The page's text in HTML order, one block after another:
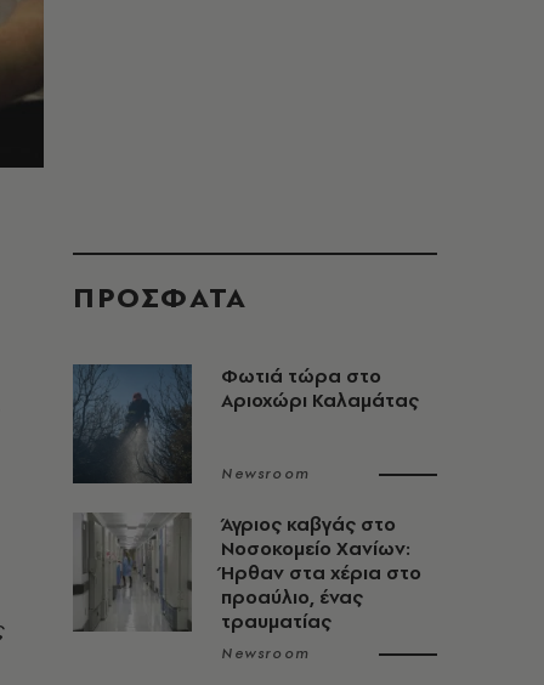
ΠΡΟΣΦΑΤΑ
Φωτιά τώρα στο
Αριοχώρι Καλαμάτας
Newsroom
Άγριος καβγάς στο
Νοσοκομείο Χανίων:
Ήρθαν στα χέρια στο
προαύλιο, ένας
τραυματίας
Newsroom